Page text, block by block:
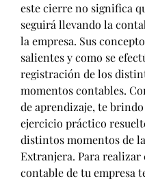
este cierre no significa
seguirá llevando la
la empresa. Sus
salientes y como se
registración de los
momentos contables.
de aprendizaje, te
ejercicio práctico
distintos momentos de
Extranjera. Para realizar
contable de tu empresa